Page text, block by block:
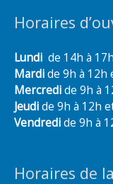
Horaires
Lundi de 14h à
Mardide 9h à 12h
Mercredide 9h à
Jeudide 9h à 12h
Vendredide 9h à
Horaires de